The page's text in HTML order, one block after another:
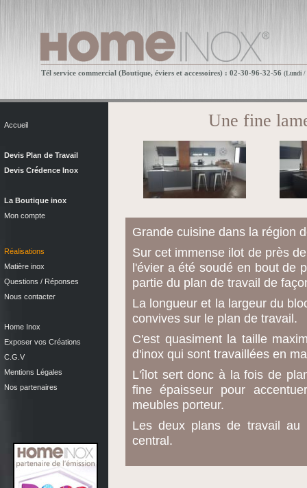
Tél service commercial (Boutique, éviers et accessoires) : 02-30-96-32-56 (Lundi /
Accueil
Devis Plan de Travail
Devis Crédence Inox
La Boutique inox
Mon compte
Réalisations
Matière inox
Questions / Réponses
Nous contacter
Home Inox
Exposer vos Créations
C.G.V
Mentions Légales
Nos partenaires
Une fine
Grande cuisine dans la région
Sur cet immense ilot de près
l'évier a été soudé en bout de
partie du plan de travail de
La longueur et la largeur du
convives sur le plan de travail.
C'est quasiment la taille
d'inox qui sont travaillées en
L'îlot sert donc à la fois de
fine épaisseur pour
meubles porteur.
Les deux plans de travail
central.